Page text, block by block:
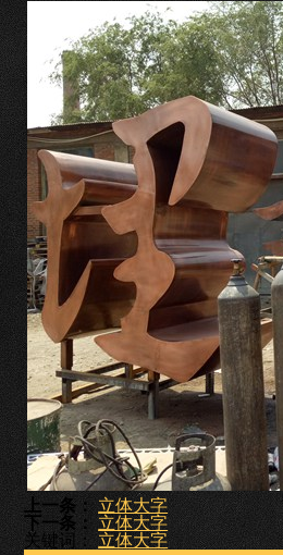
上一条： 立体大字
下一条：
立体大字
关键词： 立体大字